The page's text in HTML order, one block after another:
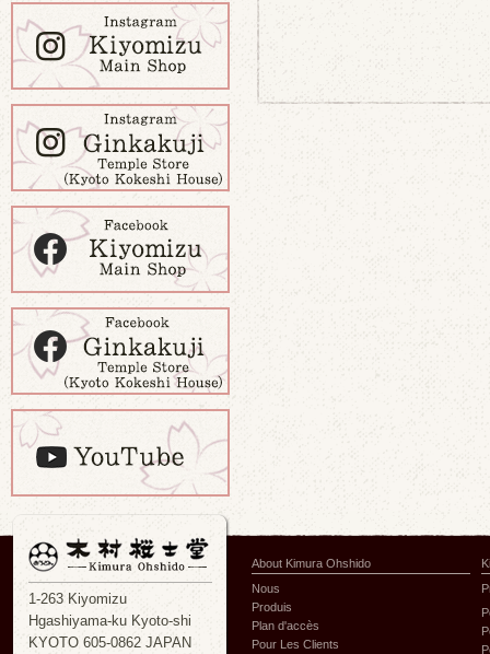
1-263 Kiyomizu
Hgashiyama-ku Kyoto-shi
KYOTO 605-0862 JAPAN
About Kimura Ohshido
Nous
Produis
Plan d'accès
Pour Les Clients